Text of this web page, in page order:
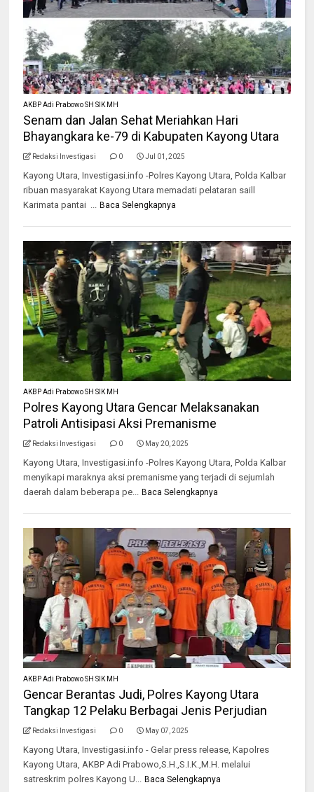
AKBP Adi Prabowo SH SIK MH
Senam dan Jalan Sehat Meriahkan Hari
Bhayangkara ke-79 di Kabupaten Kayong Utara
Redaksi Investigasi 0 Jul 01, 2025
Kayong Utara, Investigasi.info -Polres Kayong Utara, Polda Kalbar
ribuan masyarakat Kayong Utara memadati pelataran saill
Karimata pantai ...
Baca Selengkapnya
AKBP Adi Prabowo SH SIK MH
Polres Kayong Utara Gencar Melaksanakan
Patroli Antisipasi Aksi Premanisme
Redaksi Investigasi 0 May 20, 2025
Kayong Utara, Investigasi.info -Polres Kayong Utara, Polda Kalbar
menyikapi maraknya aksi premanisme yang terjadi di sejumlah
daerah dalam beberapa pe...
Baca Selengkapnya
AKBP Adi Prabowo SH SIK MH
Gencar Berantas Judi, Polres Kayong Utara
Tangkap 12 Pelaku Berbagai Jenis Perjudian
Redaksi Investigasi 0 May 07, 2025
Kayong Utara, Investigasi.info - Gelar press release, Kapolres
Kayong Utara, AKBP Adi Prabowo,S.H.,S.I.K.,M.H. melalui
satreskrim polres Kayong U...
Baca Selengkapnya